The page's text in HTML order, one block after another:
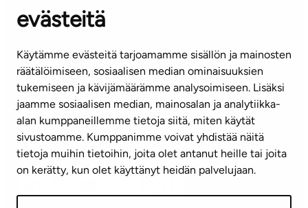
evästeitä
Käytämme evästeitä tarjoamamme sisällön ja mainosten
räätälöimiseen, sosiaalisen median ominaisuuksien
tukemiseen ja kävijämäärämme analysoimiseen. Lisäksi
jaamme sosiaalisen median, mainosalan ja analytiikka-
alan kumppaneillemme tietoja siitä, miten käytät
sivustoamme. Kumppanimme voivat yhdistää näitä
tietoja muihin tietoihin, joita olet antanut heille tai joita
on kerätty, kun olet käyttänyt heidän palvelujaan.
KUNDSERVICE
(vardagar kl. 8–16)
info@ta.fi
Nyhetsbrev (på finska)